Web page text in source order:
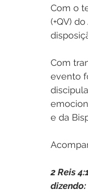
Com o
(+QV)
Com
evento
e da
2 Reis